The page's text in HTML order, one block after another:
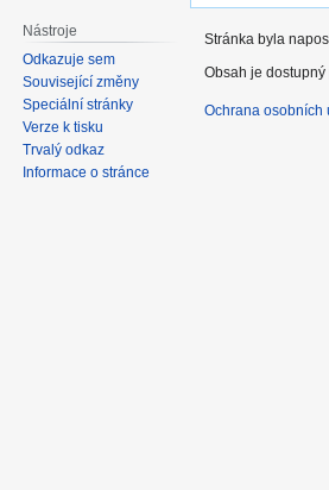
Nástroje
Odkazuje sem
Související změny
Speciální stránky
Verze k tisku
Trvalý odkaz
Informace o stránce
Stránka byla
Obsah je
Ochrana osobních